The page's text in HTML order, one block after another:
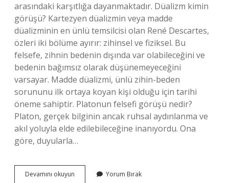
arasındaki karşıtlığa dayanmaktadır. Düalizm kimin
görüşü? Kartezyen düalizmin veya madde
düalizminin en ünlü temsilcisi olan René Descartes,
özleri iki bölüme ayırır: zihinsel ve fiziksel. Bu
felsefe, zihnin bedenin dışında var olabileceğini ve
bedenin bağımsız olarak düşünemeyeceğini
varsayar. Madde düalizmi, ünlü zihin-beden
sorununu ilk ortaya koyan kişi olduğu için tarihi
öneme sahiptir. Platonun felsefi görüşü nedir?
Platon, gerçek bilginin ancak ruhsal aydınlanma ve
akıl yoluyla elde edilebileceğine inanıyordu. Ona
göre, duyularla…
Devamını okuyun Yorum Bırak